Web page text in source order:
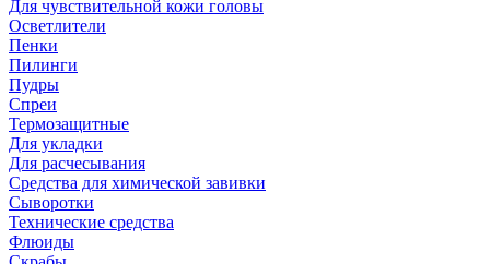
Для чувствительной кожи головы
Осветлители
Пенки
Пилинги
Пудры
Спреи
Термозащитные
Для укладки
Для расчесывания
Средства для химической завивки
Сыворотки
Технические средства
Флюиды